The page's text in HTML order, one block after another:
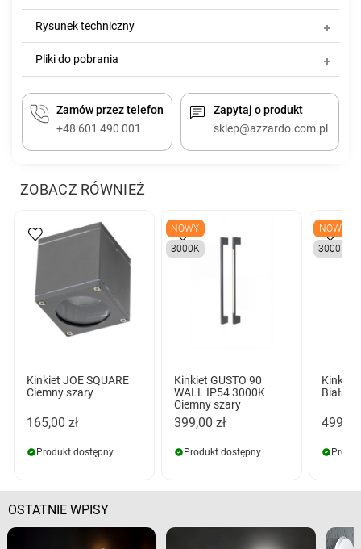
Rysunek techniczny
Pliki do pobrania
Zamów przez telefon
+48 601 490 001
Zapytaj o produkt
sklep@azzardo.com.pl
ZOBACZ RÓWNIEŻ
Kinkiet JOE SQUARE
Ciemny szary
165,00 zł
Produkt dostępny
NOWY
3000K
Kinkiet GUSTO 90
WALL IP54 3000K
Ciemny szary
399,00 zł
Produkt dostępny
NOWY
3000K
Kinkiet
Biała
499,00
OSTATNIE WPISY